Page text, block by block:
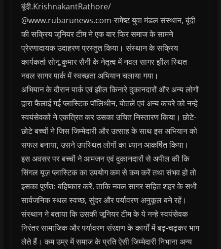
बूंदी.KrishnakantRathore/
@www.rubarunews.com-रामेष्ट युवा मंडल संस्थान, बूंदी
की सक्रिय जूनियर टीम ने एक बार फिर समाज के सामने
प्रेरणादायक उदाहरण प्रस्तुत किया। संस्थान के सक्रिय
कार्यकर्ता सोनू कुमार सैनी के नेतृत्व में नवल सागर झील स्थित
नवल सागर पार्क में स्वच्छता अभियान चलाया गया।
अभियान के दौरान पार्क एवं झील किनारे दुकानदारों और अन्य लोगों
द्वारा फैलाई गई प्लास्टिक पॉलिथीन, बोतलें एवं अन्य कचरे को नन्हे
स्वयंसेवकों ने एकत्रित कर उसका उचित निस्तारण किया। छोटे-
छोटे बच्चों ने जिस जिम्मेदारी और उत्साह के साथ इस अभियान को
सफल बनाया, उसने उपस्थित लोगों का ध्यान आकर्षित किया।
इस अवसर पर बच्चों ने आमजन एवं दुकानदारों से अपील की कि
सिंगल यूज़ प्लास्टिक का उपयोग कम से कम करें तथा संभव हो तो
इसका पूर्णतः बहिष्कार करें, ताकि नवल सागर सहित शहर के सभी
सार्वजनिक स्थल स्वच्छ, सुंदर और पर्यावरण अनुकूल बने रहें।
संस्थान ने बताया कि उसकी जूनियर टीम के ये नन्हे स्वयंसेवक
निरंतर सामाजिक और पर्यावरण संरक्षण के कार्यों में बढ़-चढ़कर भाग
लेते हैं। कम उम्र में समाज के प्रति ऐसी जिम्मेदारी निभाना अन्य